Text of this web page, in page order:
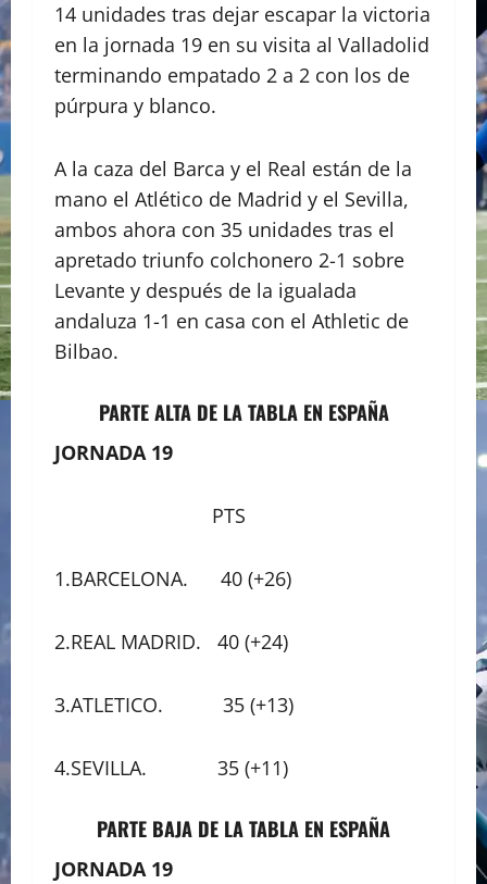
14 unidades tras dejar escapar la victoria
en la jornada 19 en su visita al Valladolid
terminando empatado 2 a 2 con los de
púrpura y blanco.
A la caza del Barca y el Real están de la
mano el Atlético de Madrid y el Sevilla,
ambos ahora con 35 unidades tras el
apretado triunfo colchonero 2-1 sobre
Levante y después de la igualada
andaluza 1-1 en casa con el Athletic de
Bilbao.
PARTE ALTA DE LA TABLA EN ESPAÑA
JORNADA 19
PTS
1.BARCELONA. 40 (+26)
2.REAL MADRID. 40 (+24)
3.ATLETICO. 35 (+13)
4.SEVILLA. 35 (+11)
PARTE BAJA DE LA TABLA EN ESPAÑA
JORNADA 19